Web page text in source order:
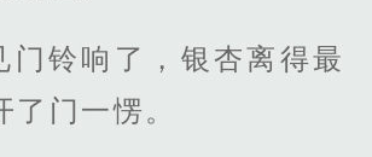
门铃响了，银杏离得最
了门一愣。